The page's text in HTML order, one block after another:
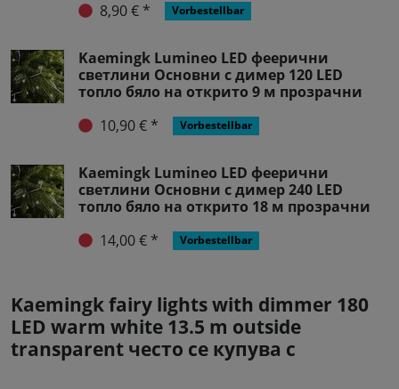
8,90 € *
Vorbestellbar
Kaemingk Lumineo LED феерични
светлини Основни с димер 120 LED
топло бяло на открито 9 м прозрачни
10,90 € *
Vorbestellbar
Kaemingk Lumineo LED феерични
светлини Основни с димер 240 LED
топло бяло на открито 18 м прозрачни
14,00 € *
Vorbestellbar
Kaemingk fairy lights with dimmer 180
LED warm white 13.5 m outside
transparent често се купува с